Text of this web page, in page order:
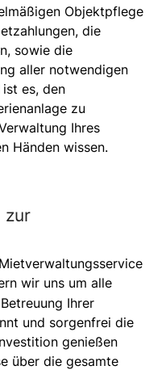
Objektpflege
die
sowie die
aller notwendigen
es, den
zu
Ihres
Händen wissen.
zur
wir uns um alle
Ihrer
und sorgenfrei die
genießen
über die gesamte